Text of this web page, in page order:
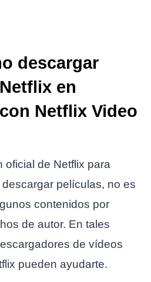
descargar
en
Netflix Video
oficial de Netflix para
películas, no es
contenidos por
de autor. En tales
de vídeos
pueden ayudarte.